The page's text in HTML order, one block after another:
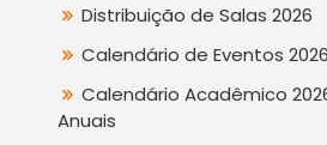
Distribuição de Salas 2026
Calendário de Eventos 2026
Calendário Acadêmico
Anuais